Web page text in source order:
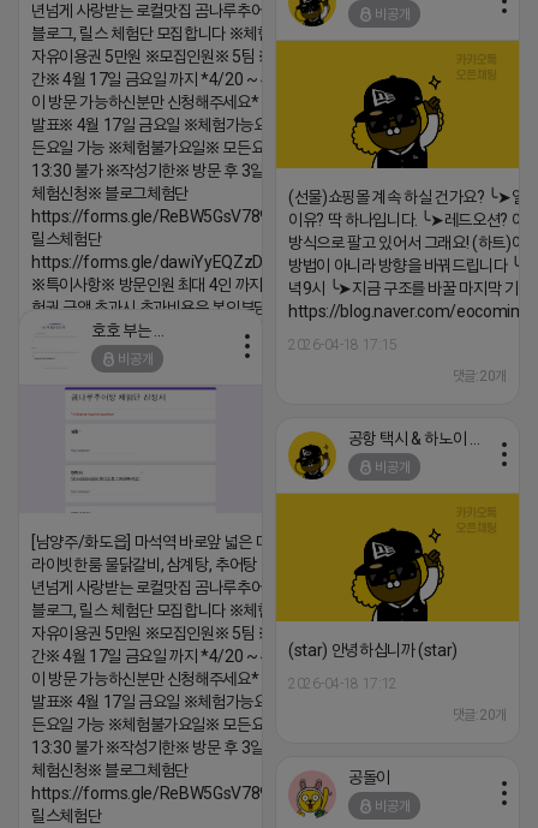
https://m.blog.naver.com/
2026-04-18 17:23
년넘게 사랑받는 로컬맛집 곰나루추어탕에서
블로그, 릴스 체험단 모집합니다 ※체험메뉴※
자유이용권 5만원 ※모집인원※ 5팀 ※모집기
간※ 4월 17일 금요일 까지 *4/20 ~ 4/26 사
이 방문 가능하신분만 신청해주세요* ※체험단
발표※ 4월 17일 금요일 ※체험가능요일※ 모
든요일 가능 ※체험불가요일※ 모든요일 12 ~
13:30 불가 ※작성기한※ 방문 후 3일 이내 ※
체험신청※ 블로그체험단
https://forms.gle/ReBW5GsV789ur2Pz6
릴스체험단
https://forms.gle/dawiYyEQZzDdqf8W8
※특이사항※ 방문인원 최대 4인 까지 가능 체
험권 금액 초과시 초과비용은 본인부담입니다.
2026-04-18 17:18
비공개
(선물)쇼핑몰 계속 하실 건가요? ╰➤열
이유? 딱 하나입니다. ╰➤레드오션? 아
방식으로 팔고 있어서 그래요! (하트)이
방법이 아니라 방향을 바꿔드립니다
녁9시 ╰➤지금 구조를 바꿀 마지막 기회
https://blog.naver.com/eocomim/
2026-04-18 17:15
댓글:20개
비공개
[남양주/화도읍] 마석역 바로앞 넓은 매장과, 프
라이빗한룸 물닭갈비, 삼계탕, 추어탕 맛집 10
년넘게 사랑받는 로컬맛집 곰나루추어탕에서
블로그, 릴스 체험단 모집합니다 ※체험메뉴※
자유이용권 5만원 ※모집인원※ 5팀 ※모집기
간※ 4월 17일 금요일 까지 *4/20 ~ 4/26 사
이 방문 가능하신분만 신청해주세요* ※체험단
발표※ 4월 17일 금요일 ※체험가능요일※ 모
든요일 가능 ※체험불가요일※ 모든요일 12 ~
13:30 불가 ※작성기한※ 방문 후 3일 이내 ※
체험신청※ 블로그체험단
https://forms.gle/ReBW5GsV789ur2Pz6
릴스체험단
비공개
(star) 안녕하십니까 (star)
2026-04-18 17:12
댓글:20개
공돌이
비공개